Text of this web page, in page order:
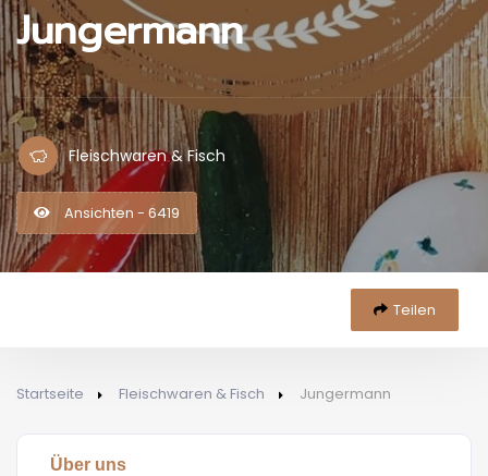
Jungermann
Fleischwaren & Fisch
Ansichten - 6419
Teilen
Startseite Fleischwaren & Fisch Jungermann
Über uns